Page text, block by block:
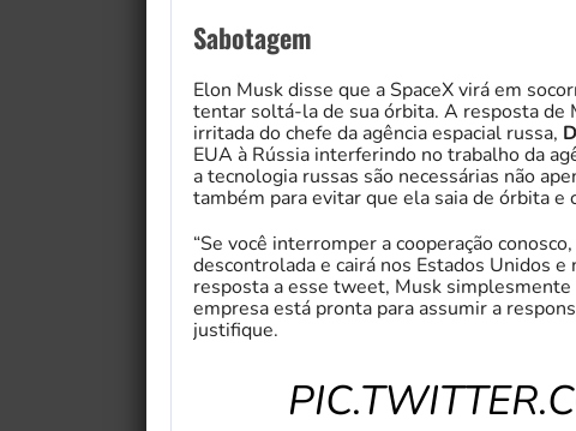
Sabotagem
Elon Musk disse que a SpaceX virá em
tentar soltá-la de sua órbita. A resposta
irritada do chefe da agência espacial russa,
EUA à Rússia interferindo no trabalho da
a tecnologia russas são necessárias não
também para evitar que ela saia de órbita e
“Se você interromper a cooperação
descontrolada e cairá nos Estados Unidos
resposta a esse tweet, Musk
empresa está pronta para assumir a
justifique.